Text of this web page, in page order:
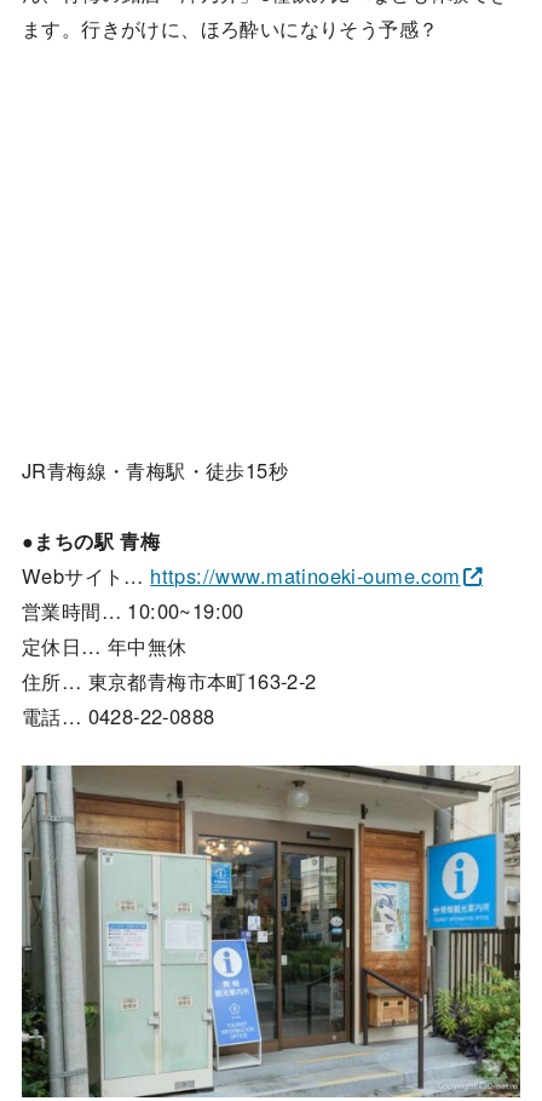
ます。行きがけに、ほろ酔いになりそう予感？
JR青梅線・青梅駅・徒歩15秒
●まちの駅 青梅
Webサイト… https://www.matinoeki-oume.com
営業時間… 10:00~19:00
定休日… 年中無休
住所… 東京都青梅市本町163-2-2
電話… 0428-22-0888